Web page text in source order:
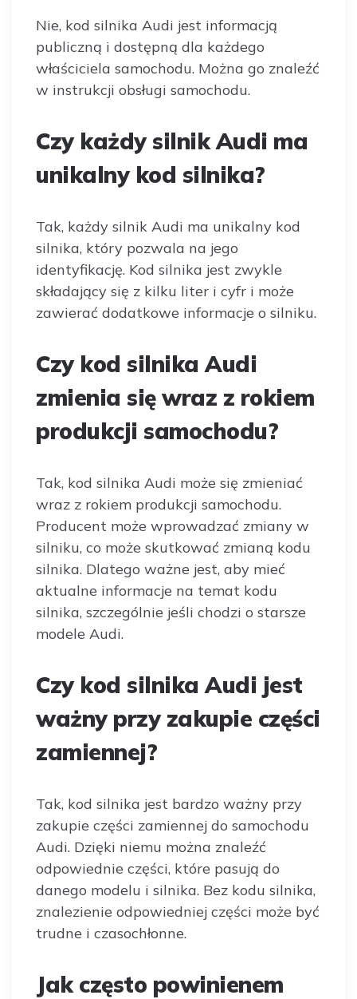
Nie, kod silnika Audi jest informacją
publiczną i dostępną dla każdego
właściciela samochodu. Można go znaleźć
w instrukcji obsługi samochodu.
Czy każdy silnik Audi ma
unikalny kod silnika?
Tak, każdy silnik Audi ma unikalny kod
silnika, który pozwala na jego
identyfikację. Kod silnika jest zwykle
składający się z kilku liter i cyfr i może
zawierać dodatkowe informacje o silniku.
Czy kod silnika Audi
zmienia się wraz z rokiem
produkcji samochodu?
Tak, kod silnika Audi może się zmieniać
wraz z rokiem produkcji samochodu.
Producent może wprowadzać zmiany w
silniku, co może skutkować zmianą kodu
silnika. Dlatego ważne jest, aby mieć
aktualne informacje na temat kodu
silnika, szczególnie jeśli chodzi o starsze
modele Audi.
Czy kod silnika Audi jest
ważny przy zakupie części
zamiennej?
Tak, kod silnika jest bardzo ważny przy
zakupie części zamiennej do samochodu
Audi. Dzięki niemu można znaleźć
odpowiednie części, które pasują do
danego modelu i silnika. Bez kodu silnika,
znalezienie odpowiedniej części może być
trudne i czasochłonne.
Jak często powinienem